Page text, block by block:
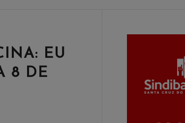
EU
8 DE